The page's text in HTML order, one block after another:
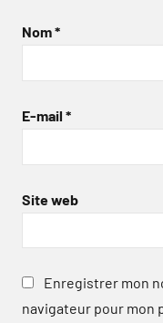
Nom*
E-mail *
Site web
Enregistrer mon
navigateur pour mon